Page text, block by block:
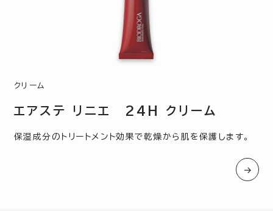
クリーム
エアステ リニエ 24H クリーム
保湿成分のトリートメント効果で乾燥から肌を保護します。
→